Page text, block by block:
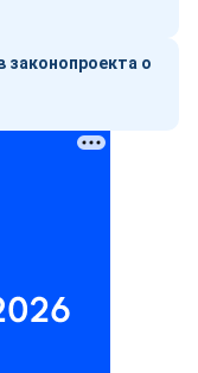
законопроекта о